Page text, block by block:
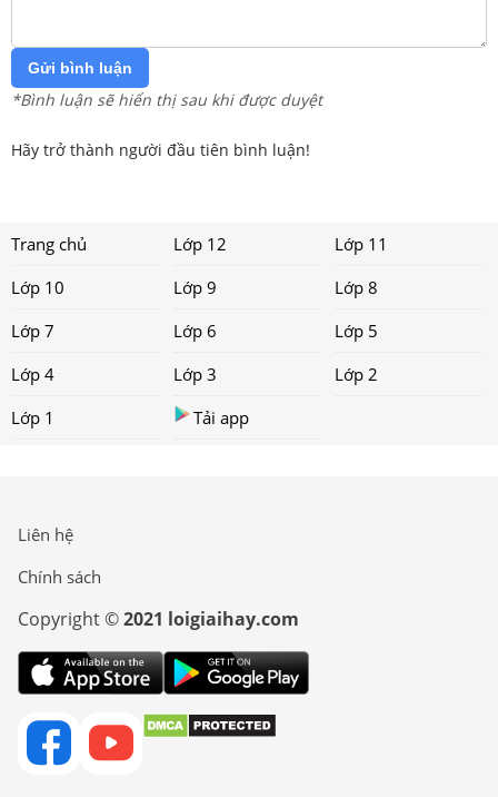
Gửi bình luận
*Bình luận sẽ hiển thị sau khi được duyệt
Hãy trở thành người đầu tiên bình luận!
Trang chủ Lớp 12
Lớp 11
Lớp 10
Lớp 9
Lớp 8
Lớp 7
Lớp 6
Lớp 5
Lớp 4
Lớp 3
Lớp 2
Lớp 1
Tải app
Liên hệ
Chính sách
Copyright ©2021 loigiaihay.com